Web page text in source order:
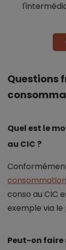
Questions
Quel est le
au CIC ?
consommation
conso au CIC
exemple via
Peut-on faire